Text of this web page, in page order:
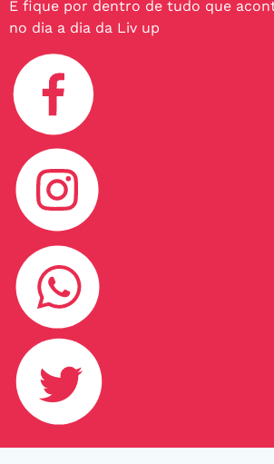
E fique por dentro de tudo que
no dia a dia da Liv up